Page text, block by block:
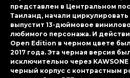
представлен в Центральном
Таиланд, начали циркулировать
выпустит 13-дюймовое
любимого персонажа. И
Open Edition в черном цвете
2017 года. Эта черная версия
исключительно через
черный корпус с контрастным